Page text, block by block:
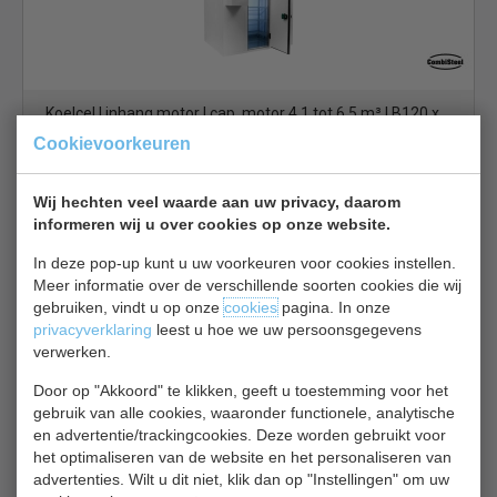
Cookievoorkeuren
Wij hechten veel waarde aan uw privacy, daarom
informeren wij u over cookies op onze website.
In deze pop-up kunt u uw voorkeuren voor cookies instellen.
Meer informatie over de verschillende soorten cookies die wij
gebruiken, vindt u op onzecookiespagina. In onze
privacyverklaring leest u hoe we uw persoonsgegevens
verwerken.
Door op "Akkoord" te klikken, geeft u toestemming voor het
gebruik van alle cookies, waaronder functionele, analytische
en advertentie/trackingcookies. Deze worden gebruikt voor
het optimaliseren van de website en het personaliseren van
advertenties. Wilt u dit niet, klik dan op "Instellingen" om uw
Koelcel | inhang motor | cap. motor 4.1 tot 6.5 m³ | B120 x
D150 x H201 cm
€ 3248,00
Koelcel bekijken
Koelcel | isolatie 100 mm |Rivacold| inhang motor 4 tot
7,8 m³ | B136 x D196 x H220 cm | inhoud 4 m³
€ 4880,00
€ 3270,00